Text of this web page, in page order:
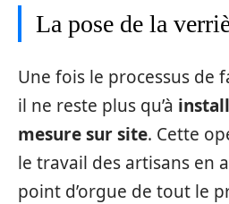
La pose de la
Une fois le processus de
il ne reste plus qu’à
mesure sur site. Cette
le travail des artisans en
point d’orgue de tout le